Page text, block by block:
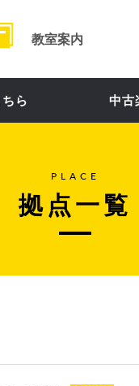
教室案内
ら 中古
PLACE
拠点一覧